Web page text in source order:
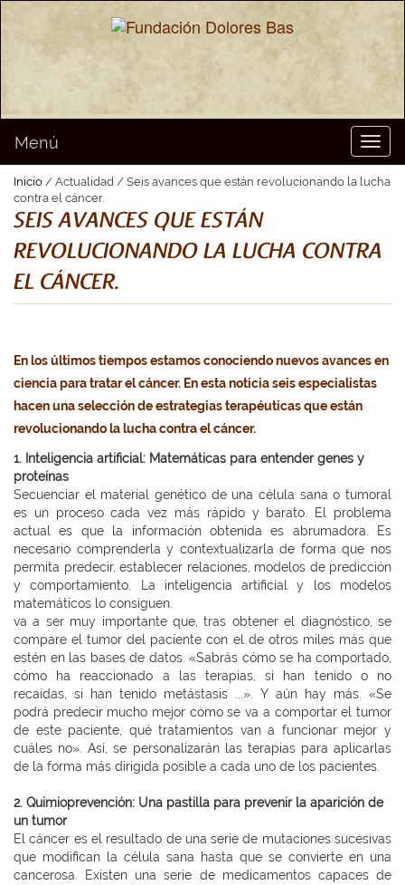
Menú
Inicio / Actualidad / Seis avances que están revolucionando la lucha
contra el cáncer.
SEIS AVANCES QUE ESTÁN
REVOLUCIONANDO LA LUCHA CONTRA
EL CÁNCER.
En los últimos tiempos estamos conociendo nuevos avances en
ciencia para tratar el cáncer. En esta noticia seis especialistas
hacen una selección de estrategias terapéuticas que están
revolucionando la lucha contra el cáncer.
1. Inteligencia artificial: Matemáticas para entender genes y
proteínas
Secuenciar el material genético de una célula sana o tumoral
es un proceso cada vez más rápido y barato. El problema
actual es que la información obtenida es abrumadora. Es
necesario comprenderla y contextualizarla de forma que nos
permita predecir, establecer relaciones, modelos de predicción
y comportamiento. La
inteligencia artificial
y los modelos
matemáticos lo consiguen.
va a ser muy importante que, tras obtener el diagnóstico, se
compare el tumor del paciente con el de otros miles más que
estén en las bases de datos. «Sabrás cómo se ha comportado,
cómo ha reaccionado a las terapias, si han tenido o no
recaídas, si han tenido metástasis ...». Y aún hay más. «Se
podrá predecir mucho mejor cómo se va a comportar el tumor
de este paciente, qué tratamientos van a funcionar mejor y
cuáles no». Así, se personalizarán las terapias para aplicarlas
de la forma más dirigida posible a cada uno de los pacientes.
2. Quimioprevención: Una pastilla para prevenir la aparición de
un tumor
El cáncer es el resultado de una serie de mutaciones sucesivas
que modifican la célula sana hasta que se convierte en una
cancerosa. Existen una serie de medicamentos capaces de